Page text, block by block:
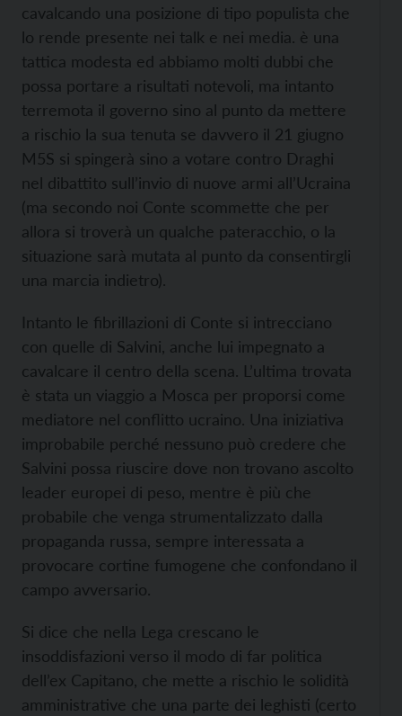
cavalcando una posizione di tipo populista che
lo rende presente nei talk e nei media. è una
tattica modesta ed abbiamo molti dubbi che
possa portare a risultati notevoli, ma intanto
terremota il governo sino al punto da mettere
a rischio la sua tenuta se davvero il 21 giugno
M5S si spingerà sino a votare contro Draghi
nel dibattito sull’invio di nuove armi all’Ucraina
(ma secondo noi Conte scommette che per
allora si troverà un qualche pateracchio, o la
situazione sarà mutata al punto da consentirgli
una marcia indietro).
Intanto le fibrillazioni di Conte si intrecciano
con quelle di Salvini, anche lui impegnato a
cavalcare il centro della scena. L’ultima trovata
è stata un viaggio a Mosca per proporsi come
mediatore nel conflitto ucraino. Una iniziativa
improbabile perché nessuno può credere che
Salvini possa riuscire dove non trovano ascolto
leader europei di peso, mentre è più che
probabile che venga strumentalizzato dalla
propaganda russa, sempre interessata a
provocare cortine fumogene che confondano il
campo avversario.
Si dice che nella Lega crescano le
insoddisfazioni verso il modo di far politica
dell’ex Capitano, che mette a rischio le solidità
amministrative che una parte dei leghisti (certo